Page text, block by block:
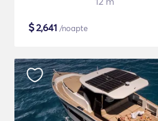
$2,641 /noapte